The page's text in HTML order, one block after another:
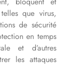
que virus,
de sécurité
en temps
et d’autres
les attaques